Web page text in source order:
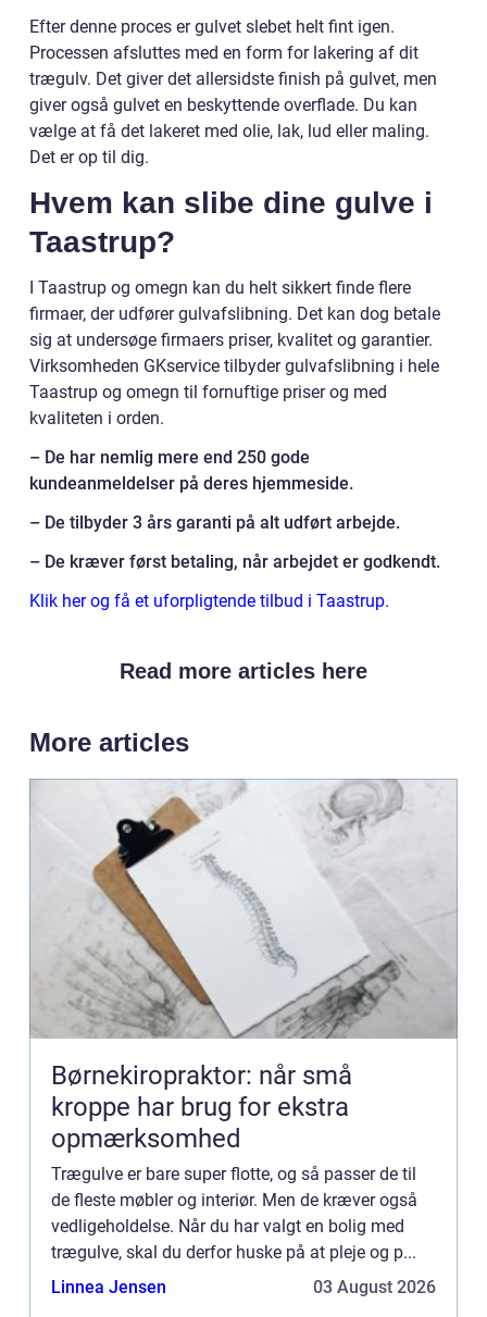
Efter denne proces er gulvet slebet helt fint igen.
Processen afsluttes med en form for lakering af dit
trægulv. Det giver det allersidste finish på gulvet, men
giver også gulvet en beskyttende overflade. Du kan
vælge at få det lakeret med olie, lak, lud eller maling.
Det er op til dig.
Hvem kan slibe dine gulve i
Taastrup?
I Taastrup og omegn kan du helt sikkert finde flere
firmaer, der udfører gulvafslibning. Det kan dog betale
sig at undersøge firmaers priser, kvalitet og garantier.
Virksomheden GKservice tilbyder gulvafslibning i hele
Taastrup og omegn til fornuftige priser og med
kvaliteten i orden.
– De har nemlig mere end 250 gode
kundeanmeldelser på deres hjemmeside.
– De tilbyder 3 års garanti på alt udført arbejde.
– De kræver først betaling, når arbejdet er godkendt.
Klik her og få et uforpligtende tilbud i Taastrup.
Read more articles here
More articles
Børnekiropraktor: når små
kroppe har brug for ekstra
opmærksomhed
Trægulve er bare super flotte, og så passer de til
de fleste møbler og interiør. Men de kræver også
vedligeholdelse. Når du har valgt en bolig med
trægulve, skal du derfor huske på at pleje og p...
Linnea Jensen
03 August 2026